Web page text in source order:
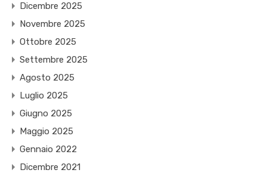
Dicembre 2025
Novembre 2025
Ottobre 2025
Settembre 2025
Agosto 2025
Luglio 2025
Giugno 2025
Maggio 2025
Gennaio 2022
Dicembre 2021